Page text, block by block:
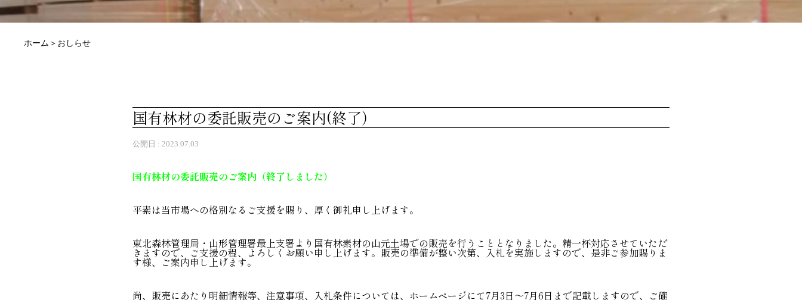
ホーム＞おしらせ
国有林材の委託販売のご案内(終了）
公開日 : 2023.07.03
国有林材の委託販売のご案内（終了しました）
平素は当市場への格別なるご支援を賜り、厚く御礼申し上げます。
東北森林管理局・山形管理署最上支署より国有林素材の山元土場での販売を行うこととなりました。精一杯対応させていただ
きますので、ご支援の程、よろしくお願い申し上げます。販売の準備が整い次第、入札を実施しますので、是非ご参加賜りま
す様、ご案内申し上げます。
尚、販売にあたり明細情報等、注意事項、入札条件については、ホームページにて7月3日～7月6日まで記載しますので、ご確